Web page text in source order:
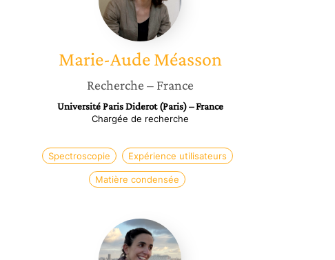
Marie-Aude Méasson
Recherche – France
Université Paris Diderot (Paris) – France
Chargée de recherche
Spectroscopie Expérience utilisateurs
Matière condensée
Barbara
Mazzilli
Ciraulo